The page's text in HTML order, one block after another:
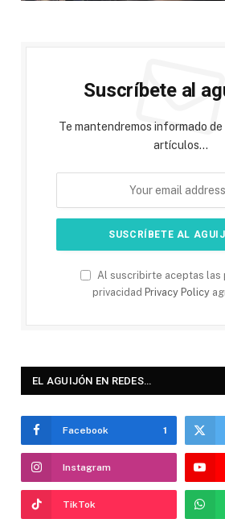
Suscríbete al
Te mantendremos informado
artículos...
Al suscribirte aceptas las
privacidad Privacy Policy
EL AGUIJÓN EN REDES…
Facebook 1
Instagram
TikTok